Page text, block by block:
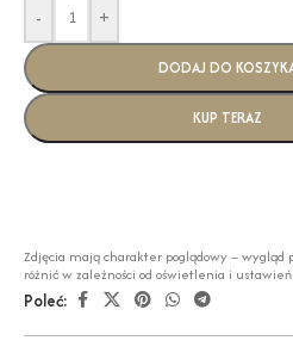
-
+
DODAJ DO
KUP TERAZ
Zdjęcia mają charakter poglądowy –
różnić w zależności od oświetlenia i
Poleć: